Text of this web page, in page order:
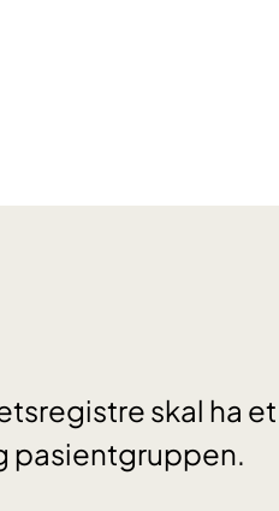
skal ha
pasientgruppen.